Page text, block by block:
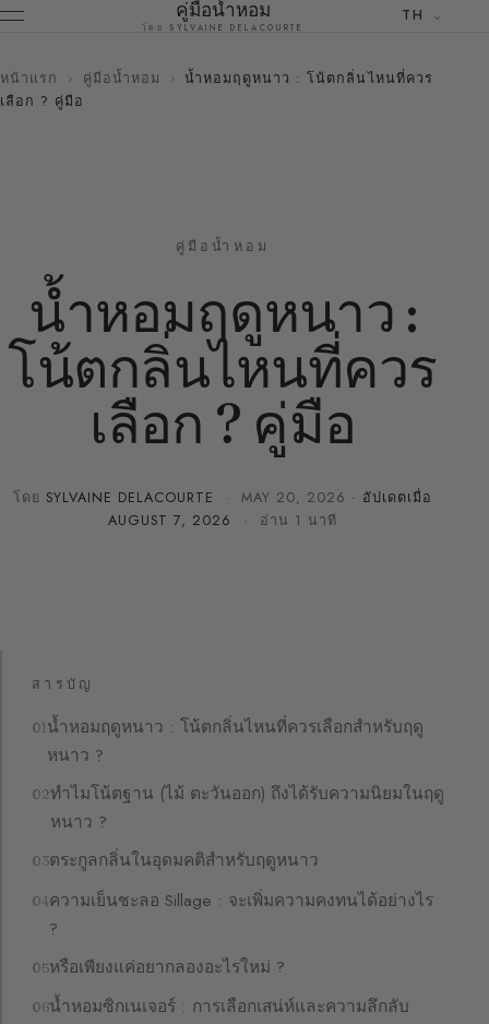
คู่มือน้ำหอม
โดย SYLVAINE DELACOURTE
TH
หน้าแรก › คู่มือน้ำหอม › น้ำหอมฤดูหนาว : โน้ตกลิ่นไหนที่ควร
เลือก ? คู่มือ
คู่มือน้ำหอม
น้ำหอมฤดูหนาว :
โน้ตกลิ่นไหนที่ควร
เลือก ? คู่มือ
โดย SYLVAINE DELACOURTE ·MAY 20, 2026 · อัปเดตเมื่อ
AUGUST 7, 2026
· อ่าน 1 นาที
สารบัญ
น้ำหอมฤดูหนาว : โน้ตกลิ่นไหนที่ควรเลือกสำหรับฤดู
หนาว ?
ทำไมโน้ตฐาน (ไม้ ตะวันออก) ถึงได้รับความนิยมในฤดู
หนาว ?
ตระกูลกลิ่นในอุดมคติสำหรับฤดูหนาว
ความเย็นชะลอ Sillage : จะเพิ่มความคงทนได้อย่างไร
?
หรือเพียงแค่อยากลองอะไรใหม่ ?
น้ำหอมซิกเนเจอร์ : การเลือกเสน่ห์และความลึกลับ